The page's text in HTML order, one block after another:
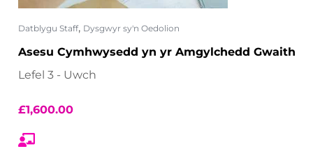
Datblygu Staff, Dysgwyr sy'n Oedolion
Asesu Cymhwysedd yn yr Amgylchedd Gwaith
Lefel 3 - Uwch
£1,600.00